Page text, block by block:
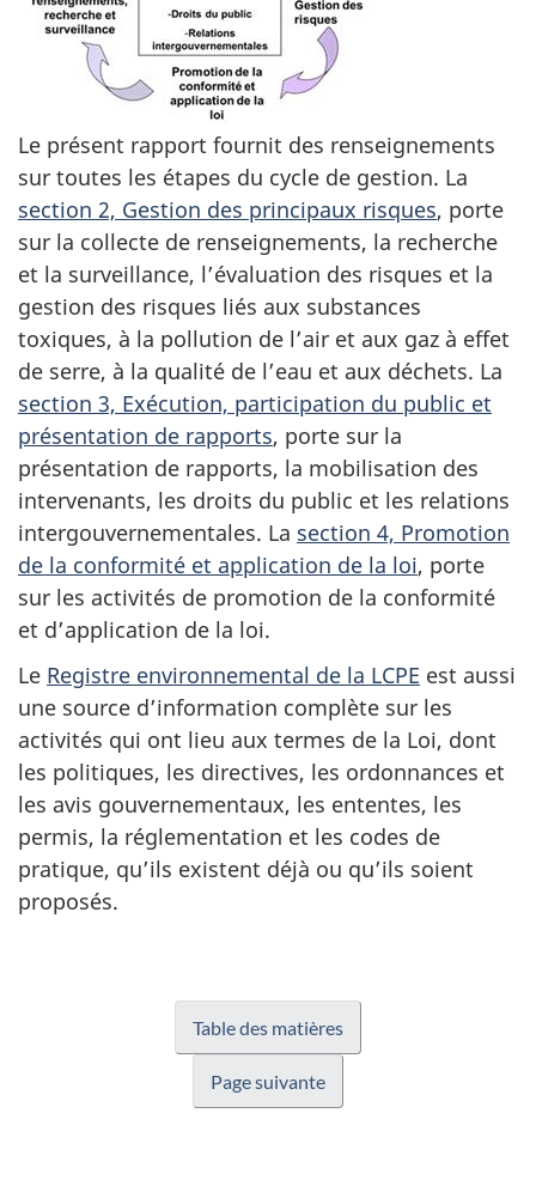
Le présent rapport fournit des renseignements
sur toutes les étapes du cycle de gestion. La
section 2, Gestion des principaux risques, porte
sur la collecte de renseignements, la recherche
et la surveillance, l’évaluation des risques et la
gestion des risques liés aux substances
toxiques, à la pollution de l’air et aux gaz à effet
de serre, à la qualité de l’eau et aux déchets. La
section 3, Exécution, participation du public et
présentation de rapports, porte sur la
présentation de rapports, la mobilisation des
intervenants, les droits du public et les relations
intergouvernementales. La section 4, Promotion
de la conformité et application de la loi, porte
sur les activités de promotion de la conformité
et d’application de la loi.
Le Registre environnemental de la LCPE est aussi
une source d’information complète sur les
activités qui ont lieu aux termes de la Loi, dont
les politiques, les directives, les ordonnances et
les avis gouvernementaux, les ententes, les
permis, la réglementation et les codes de
pratique, qu’ils existent déjà ou qu’ils soient
proposés.
Table des matières
Page suivante